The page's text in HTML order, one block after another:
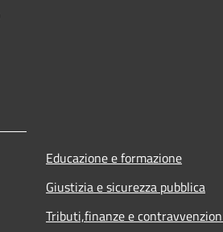
Educazione e formazione
Giustizia e sicurezza pubblica
Tributi,finanze e